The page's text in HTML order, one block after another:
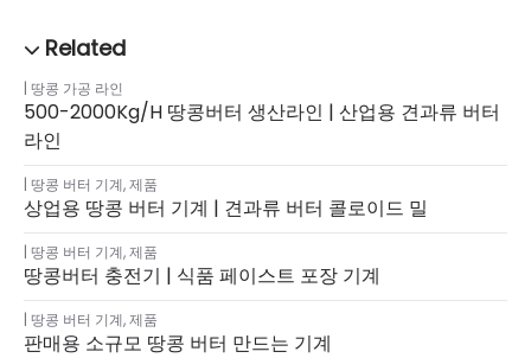
땅콩 가공 라인
500-2000Kg/h 땅콩버터 생산라인 | 산업용 견과류 버터
라인
땅콩 버터 기계,제품
상업용 땅콩 버터 기계 | 견과류 버터 콜로이드 밀
땅콩 버터 기계,제품
땅콩버터 충전기 | 식품 페이스트 포장 기계
땅콩 버터 기계,제품
판매용 소규모 땅콩 버터 만드는 기계